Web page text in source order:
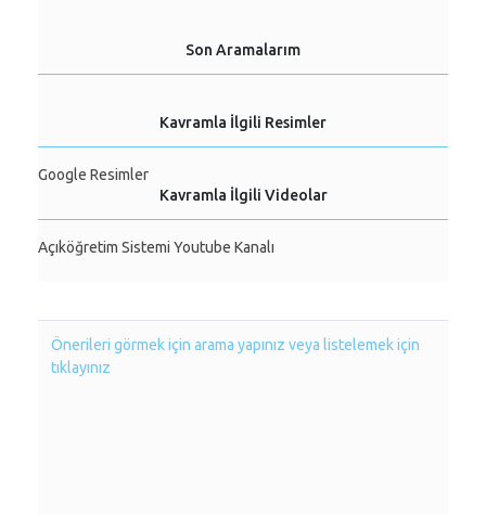
Son Aramalarım
Kavramla İlgili Resimler
Google Resimler
Kavramla İlgili Videolar
Açıköğretim Sistemi Youtube Kanalı
Önerileri görmek için arama yapınız veya listelemek için
tıklayınız